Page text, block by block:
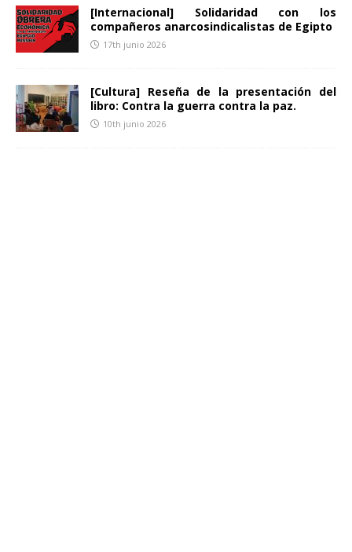
[Internacional] Solidaridad con los
compañeros anarcosindicalistas de Egipto
17th junio 2026
[Cultura] Reseña de la presentación del
libro: Contra la guerra contra la paz.
10th junio 2026